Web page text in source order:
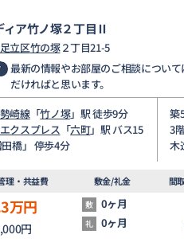
ィア竹ノ塚２丁目Ⅱ
足立区竹の塚２丁目21-5
最新の情報やお部屋のご相談につい
だければと思います。
崎線「竹ノ塚」駅 徒歩9分
クスプレス 「六町」駅 バス15
橋」 停歩4分
築
3
木
理・共益費 敷金/礼金 間
万円
円
敷 0ヶ月
礼 0ヶ月